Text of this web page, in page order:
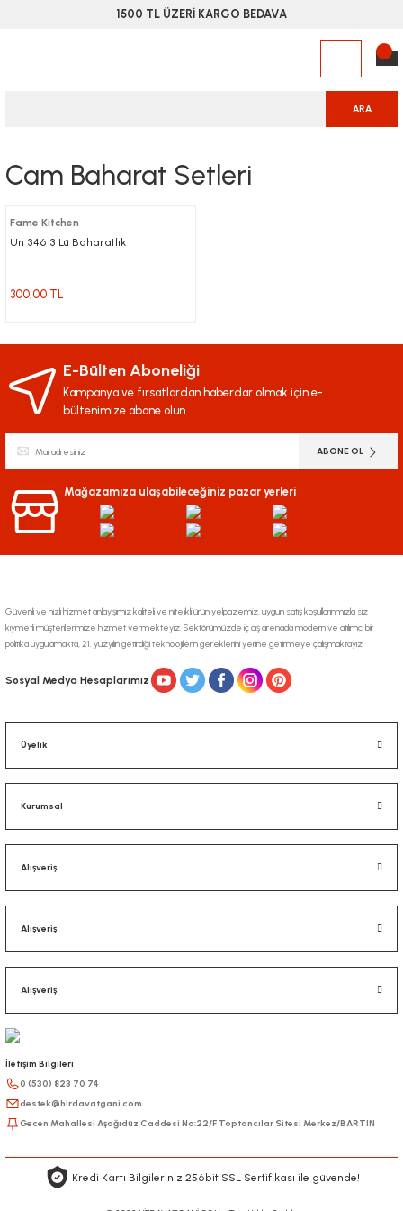
1500 TL ÜZERİ KARGO BEDAVA
ARA
Cam Baharat Setleri
Fame Kitchen
Un 346 3 Lü Baharatlık
300,00 TL
E-Bülten Aboneliği
Kampanya ve fırsatlardan haberdar olmak için e-
bültenimize abone olun
ABONE OL
Mağazamıza ulaşabileceğiniz pazar yerleri
Güvenli ve hızlı hizmet anlayışımız kaliteli ve nitelikli ürün yelpazemiz, uygun satış koşullarınmızla siz
kıymetli müşterilerimize hizmet vermekteyiz. Sektörümüzde iç dış arenada modern ve atılımcı bir
politika uygulamakta, 21. yüzyılın getirdiği teknolojilerin gereklerini yerine getirmeye çalışmaktayız.
Sosyal Medya Hesaplarımız
Üyelik
Kurumsal
Alışveriş
Alışveriş
Alışveriş
İletişim Bilgileri
0 (530) 823 70 74
destek@hirdavatgani.com
Gecen Mahallesi Aşağıdüz Caddesi No:22/F Toptancılar Sitesi Merkez/BARTIN
Kredi Kartı Bilgileriniz 256bit SSL Sertifikası ile güvende!